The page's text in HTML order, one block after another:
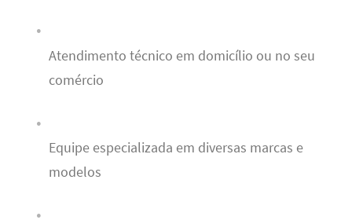
Atendimento técnico em domicílio ou no seu
comércio
Equipe especializada em diversas marcas e
modelos